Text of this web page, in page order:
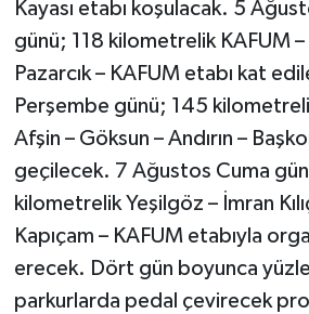
Kayası etabı koşulacak. 5
günü; 118 kilometrelik KAFUM –
Pazarcık – KAFUM etabı kat
Perşembe günü; 145
Afşin – Göksun – Andırın –
geçilecek. 7 Ağustos Cuma
kilometrelik Yeşilgöz – İmran
Kapıçam – KAFUM etabıyla
erecek. Dört gün boyunca
parkurlarda pedal çevirecek